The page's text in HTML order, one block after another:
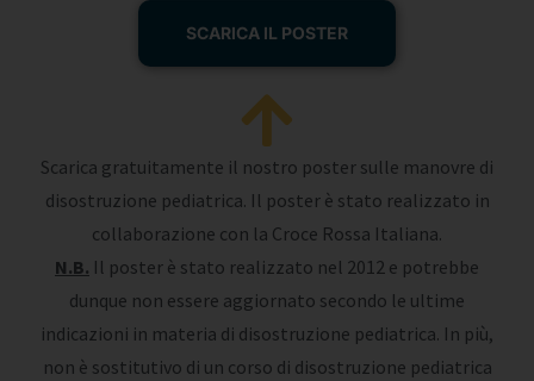
SCARICA IL POSTER
Scarica gratuitamente il nostro poster sulle manovre di
disostruzione pediatrica. Il poster è stato realizzato in
collaborazione con la Croce Rossa Italiana.
N.B. Il poster è stato realizzato nel 2012 e potrebbe
dunque non essere aggiornato secondo le ultime
indicazioni in materia di disostruzione pediatrica. In più,
non è sostitutivo di un corso di disostruzione pediatrica